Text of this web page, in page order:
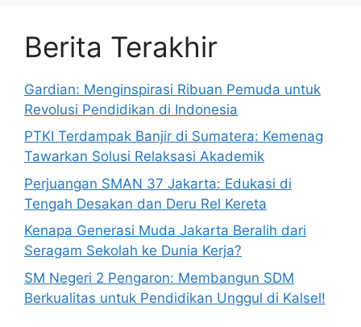
Berita Terakhir
Gardian: Menginspirasi Ribuan Pemuda untuk
Revolusi Pendidikan di Indonesia
PTKI Terdampak Banjir di Sumatera: Kemenag
Tawarkan Solusi Relaksasi Akademik
Perjuangan SMAN 37 Jakarta: Edukasi di
Tengah Desakan dan Deru Rel Kereta
Kenapa Generasi Muda Jakarta Beralih dari
Seragam Sekolah ke Dunia Kerja?
SM Negeri 2 Pengaron: Membangun SDM
Berkualitas untuk Pendidikan Unggul di Kalsel!